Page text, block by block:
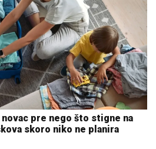
pre nego što stigne na
skoro niko ne planira